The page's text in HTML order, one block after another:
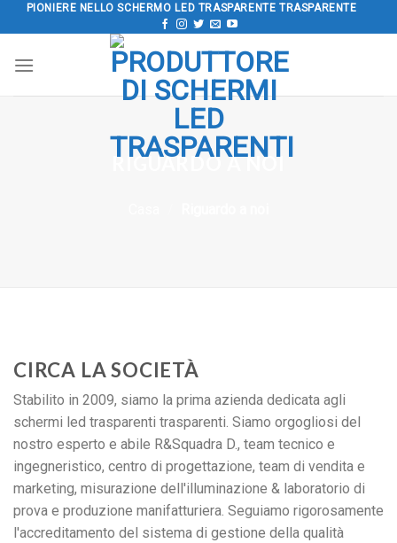
Salta
al
contenuto
PIONIERE NELLO SCHERMO LED TRASPARENTE TRASPARENTE
RIGUARDO A NOI
CIRCA LA SOCIETÀ
Stabilito in 2009, siamo la prima azienda dedicata agli
schermi led trasparenti trasparenti. Siamo orgogliosi del
nostro esperto e abile R&Squadra D., team tecnico e
ingegneristico, centro di progettazione, team di vendita e
marketing, misurazione dell'illuminazione & laboratorio di
prova e produzione manifatturiera. Seguiamo rigorosamente
l'accreditamento del sistema di gestione della qualità